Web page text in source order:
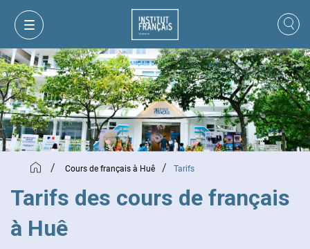
/ Cours de français à Huê / Tarifs
Tarifs des cours de français
à Huê